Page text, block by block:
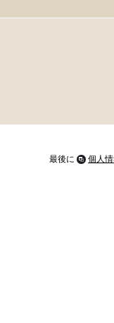
最後に 個人